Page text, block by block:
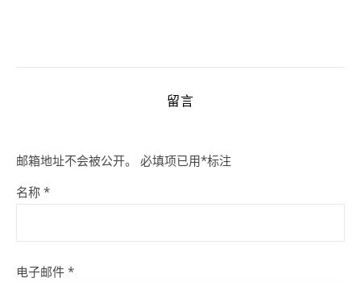
留言
邮箱地址不会被公开。 必填项已用*标注
名称 *
电子邮件 *